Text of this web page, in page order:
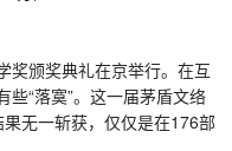
颁奖典礼在京举行。在互
“落寞”。这一届茅盾文络
无一斩获，仅仅是在176部